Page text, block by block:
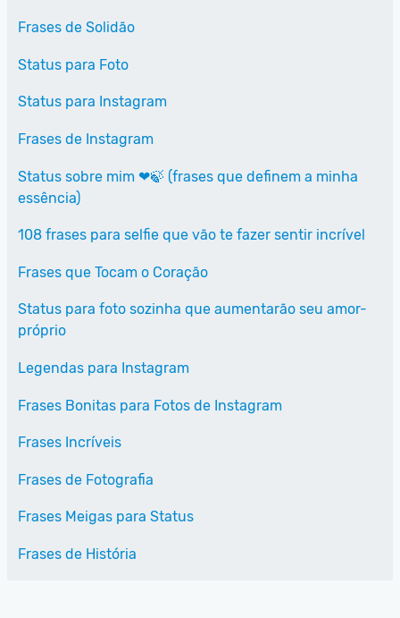
Frases de Solidão
Status para Foto
Status para Instagram
Frases de Instagram
Status sobre mim ❤🍃 (frases que definem a minha
essência)
108 frases para selfie que vão te fazer sentir incrível
Frases que Tocam o Coração
Status para foto sozinha que aumentarão seu amor-
próprio
Legendas para Instagram
Frases Bonitas para Fotos de Instagram
Frases Incríveis
Frases de Fotografia
Frases Meigas para Status
Frases de História